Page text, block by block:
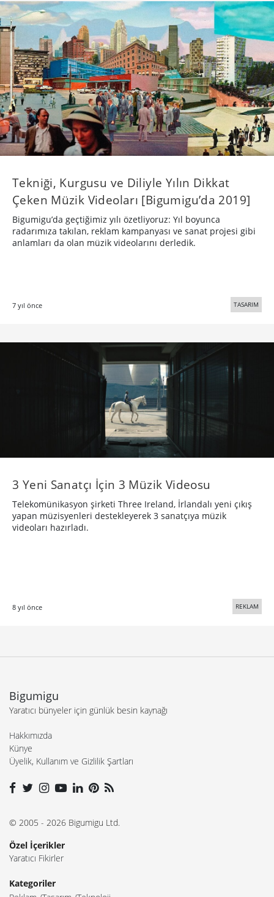
Tekniği, Kurgusu ve Diliyle Yılın Dikkat
Çeken Müzik Videoları [Bigumigu’da 2019]
Bigumigu’da geçtiğimiz yılı özetliyoruz: Yıl boyunca
radarımıza takılan, reklam kampanyası ve sanat projesi gibi
anlamları da olan müzik videolarını derledik.
7 yıl önce TASARIM
3 Yeni Sanatçı İçin 3 Müzik Videosu
Telekomünikasyon şirketi Three Ireland, İrlandalı yeni çıkış
yapan müzisyenleri destekleyerek 3 sanatçıya müzik
videoları hazırladı.
8 yıl önce REKLAM
Bigumigu
Yaratıcı bünyeler için günlük besin kaynağı
Hakkımızda
Künye
Üyelik, Kullanım ve Gizlilik Şartları
© 2005 - 2026 Bigumigu Ltd.
Özel İçerikler
Yaratıcı Fikirler
Kategoriler